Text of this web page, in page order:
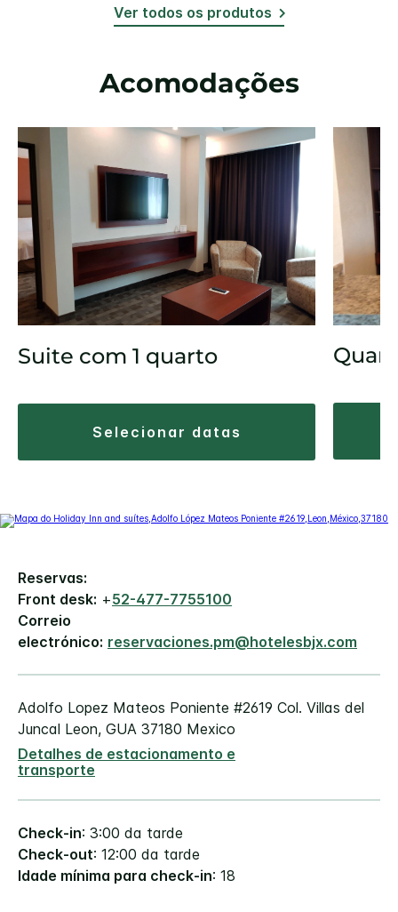
Ver todos os produtos
Acomodações
Suite com 1 quarto
selecionar datas
Reservas:
Front desk: +52-477-7755100
Correio
electrónico: reservaciones.pm@hotelesbjx.com
Adolfo Lopez Mateos Poniente #2619 Col. Villas del
Juncal Leon, GUA 37180 Mexico
Detalhes de estacionamento e
transporte
Check-in: 3:00 da tarde
Check-out: 12:00 da tarde
Idade mínima para check-in: 18